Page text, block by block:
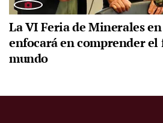
La VI Feria de Minerales en
enfocará en comprender
mundo